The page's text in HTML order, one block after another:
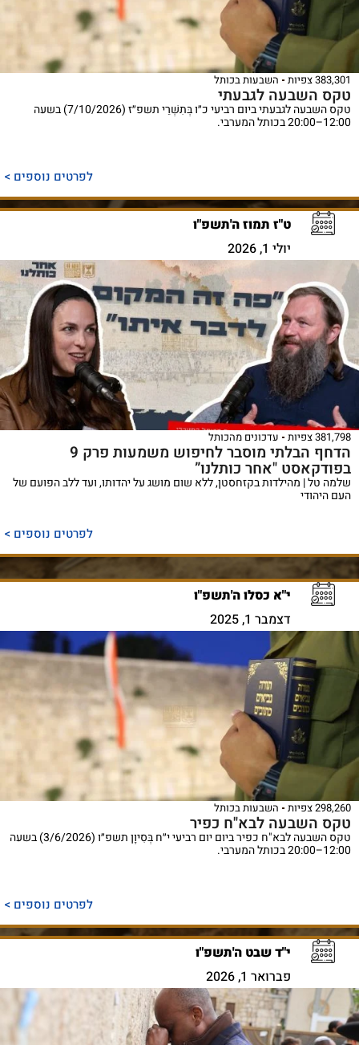
383,301 צפיות השבעות בכותל
טקס השבעה לגבעתי
טקס השבעה לגבעתי ביום רביעי כ״ו בְּתִשְׁרֵי תשפ״ז (7/10/2026) בשעה
12:00–20:00 בכותל המערבי.
לפרטים נוספים >
ט"ז תמוז ה'תשפ"ו
יולי 1, 2026
381,798 צפיות עדכונים מהכותל
הדחף הבלתי מוסבר לחיפוש משמעות פרק 9
בפודקאסט "אחר כותלנו”
שלמה טל | מהילדות בקזחסטן, ללא שום מושג על יהדותו, ועד ללב הפועם של
העם היהודי
לפרטים נוספים >
י"א כסלו ה'תשפ"ו
דצמבר 1, 2025
298,260 צפיות השבעות בכותל
טקס השבעה לבא"ח כפיר
טקס השבעה לבא"ח כפיר ביום יום רביעי י״ח בְּסִיוָן תשפ״ו (3/6/2026) בשעה
12:00–20:00 בכותל המערבי.
לפרטים נוספים >
י"ד שבט ה'תשפ"ו
פברואר 1, 2026